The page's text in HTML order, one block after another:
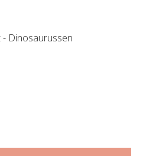
- Dinosaurussen